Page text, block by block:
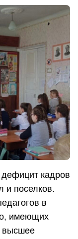
кадров
и поселков.
в
имеющих
высшее